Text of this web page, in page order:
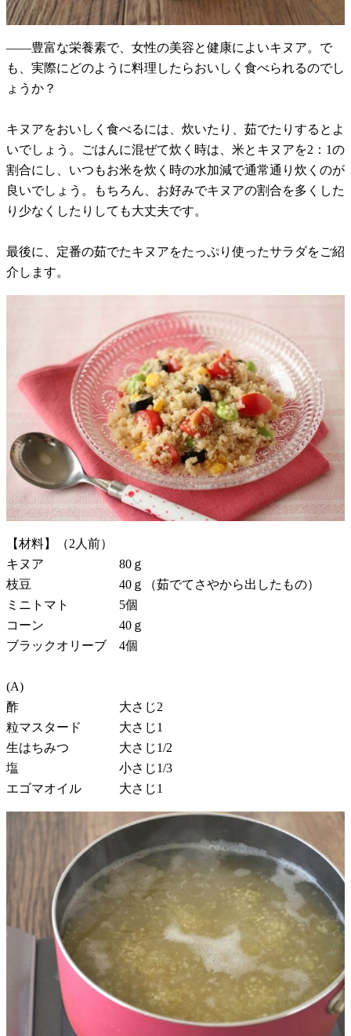
――豊富な栄養素で、女性の美容と健康によいキヌア。で
も、実際にどのように料理したらおいしく食べられるのでし
ょうか？
キヌアをおいしく食べるには、炊いたり、茹でたりするとよ
いでしょう。ごはんに混ぜて炊く時は、米とキヌアを2：1の
割合にし、いつもお米を炊く時の水加減で通常通り炊くのが
良いでしょう。もちろん、お好みでキヌアの割合を多くした
り少なくしたりしても大丈夫です。
最後に、定番の茹でたキヌアをたっぷり使ったサラダをご紹
介します。
【材料】（2人前）
キヌア 80ｇ
枝豆 40ｇ（茹でてさやから出したもの）
ミニトマト 5個
コーン 40ｇ
ブラックオリーブ 4個
(A)
酢 大さじ2
粒マスタード 大さじ1
生はちみつ 大さじ1/2
塩 小さじ1/3
エゴマオイル 大さじ1